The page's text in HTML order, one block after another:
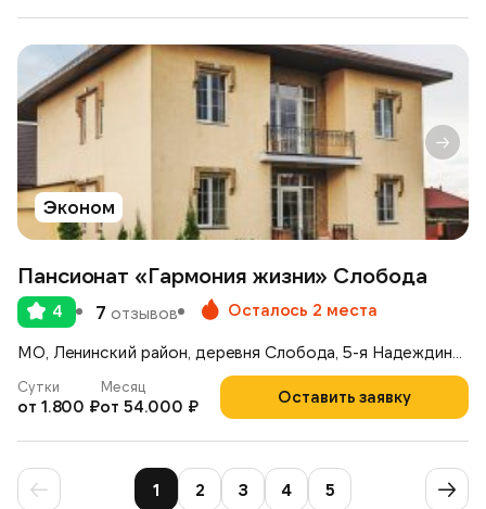
Эконом
Пансионат «Гармония жизни» Слобода
4 7 отзывов Осталось 2 места
Оставить заявку
Сутки
от 1.800 ₽
Месяц
от 54.000 ₽
1 2 3 4 5